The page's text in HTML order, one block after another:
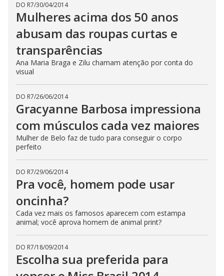
DO R7/30/04/2014
Mulheres acima dos 50 anos
abusam das roupas curtas e
transparências
Ana Maria Braga e Zilu chamam atenção por conta do
visual
DO R7/26/06/2014
Gracyanne Barbosa impressiona
com músculos cada vez maiores
Mulher de Belo faz de tudo para conseguir o corpo
perfeito
DO R7/29/06/2014
Pra você, homem pode usar
oncinha?
Cada vez mais os famosos aparecem com estampa
animal; você aprova homem de animal print?
DO R7/18/09/2014
Escolha sua preferida para